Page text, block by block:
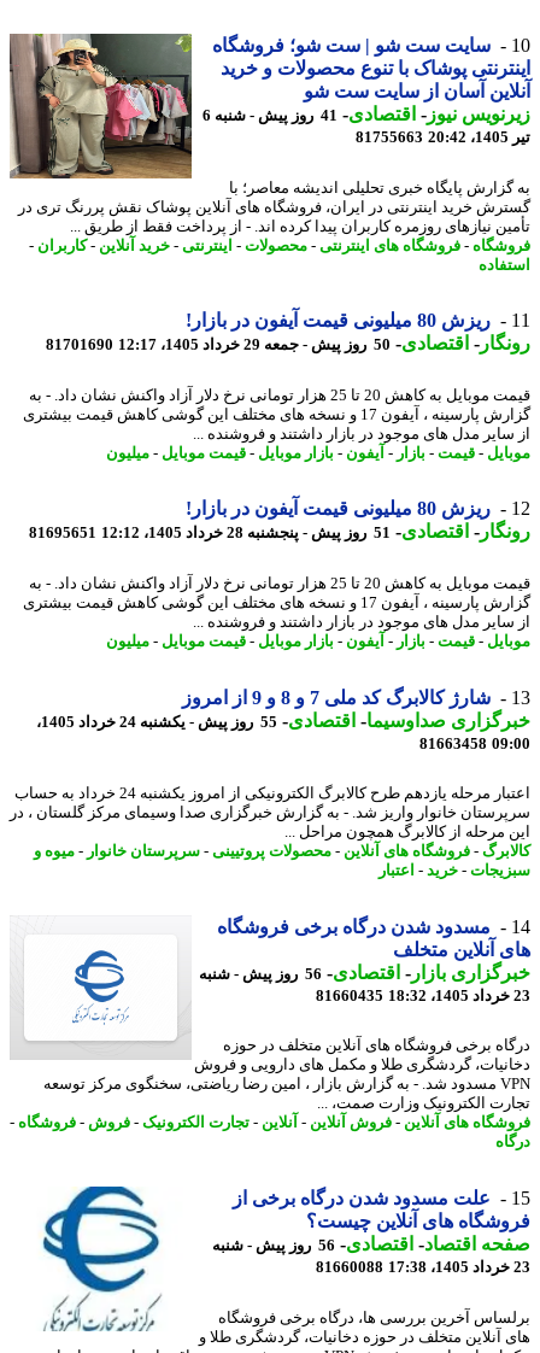
سایت ست شو | ست شو؛ فروشگاه
پوشاک با تنوع محصولات و خرید
آسان از سایت ست شو
نیوز-اقتصادی-
41 روز پیش - شنبه 6
81755663
پایگاه خبری تحلیلی اندیشه معاصر؛ با
خرید اینترنتی در ایران، فروشگاه های آنلاین پوشاک نقش پررنگ تری در
نیازهای روزمره کاربران پیدا کرده اند. - از پرداخت فقط از طریق ...
-فروشگاه های اینترنتی-محصولات-اینترنتی-خرید آنلاین-کاربران -
ریزش 80 میلیونی قیمت آیفون در بازار!
-اقتصادی-50 روز پیش - جمعه 29 خرداد 1405، 12:17 81701690
قیمت موبایل به کاهش 20 تا 25 هزار تومانی نرخ دلار آزاد واکنش نشان داد. - به
گزارش پارسینه ، آیفون 17 و نسخه های مختلف این گوشی کاهش قیمت بیشتری
مدل های موجود در بازار داشتند و فروشنده ...
-قیمت-بازار - آیفون-بازار موبایل-قیمت موبایل-میلیون
ریزش 80 میلیونی قیمت آیفون در بازار!
-اقتصادی-51 روز پیش - پنجشنبه 28 خرداد 1405، 12:12 81695651
قیمت موبایل به کاهش 20 تا 25 هزار تومانی نرخ دلار آزاد واکنش نشان داد. - به
گزارش پارسینه ، آیفون 17 و نسخه های مختلف این گوشی کاهش قیمت بیشتری
مدل های موجود در بازار داشتند و فروشنده ...
-قیمت-بازار - آیفون-بازار موبایل-قیمت موبایل-میلیون
شارژ کالابرگ کد ملی 7 و 8 و 9 از امروز
صداوسیما-اقتصادی-
55 روز پیش - یکشنبه 24 خرداد 1405،
81663458
اعتبار مرحله یازدهم طرح کالابرگ الکترونیکی از امروز یکشنبه 24 خرداد به حساب
خانوار واریز شد. - به گزارش خبرگزاری صدا وسیمای مرکز گلستان ، در
مرحله از کالابرگ همچون مراحل ...
- فروشگاه های آنلاین-محصولات پروتیینی-سرپرستان خانوار-میوه و
-خرید- اعتبار
مسدود شدن درگاه برخی فروشگاه
آنلاین متخلف
بازار- اقتصادی-
56 روز پیش - شنبه
81660435
برخی فروشگاه های آنلاین متخلف در حوزه
گردشگری طلا و مکمل های دارویی و فروش
VPN مسدود شد. - به گزارش بازار ، امین رضا ریاضتی، سخنگوی مرکز توسعه
الکترونیک وزارت صمت، ...
های آنلاین-فروش آنلاین-آنلاین-تجارت الکترونیک-فروش -فروشگاه-
علت مسدود شدن درگاه برخی از
های آنلاین چیست؟
اقتصاد-اقتصادی-
56 روز پیش - شنبه
81660088
آخرین بررسی ها، درگاه برخی فروشگاه
آنلاین متخلف در حوزه دخانیات، گردشگری طلا و